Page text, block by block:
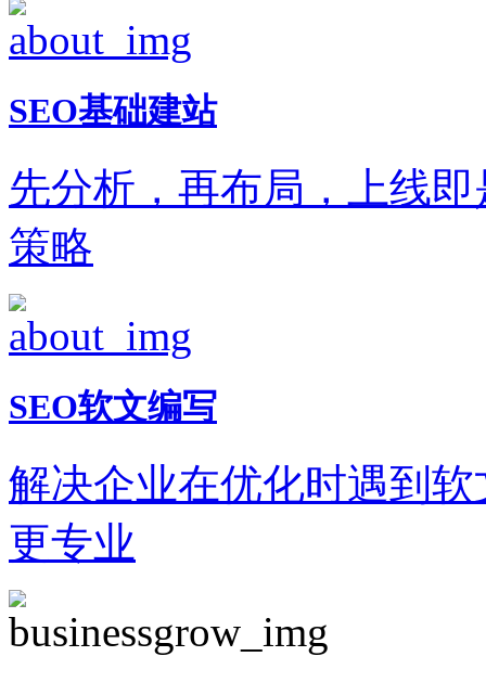
SEO基础建站
先分析，再布局，上线
策略
SEO软文编写
解决企业在优化时遇到
更专业